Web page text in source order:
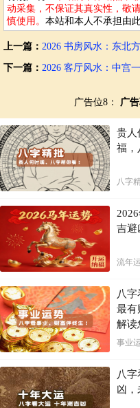
动采集，不保证其真实性，敬
慎使用。 本站和本人不承担由
上一篇： 2026 书房风水：东北
下一篇： 2026 客厅风水：中宫
广告位8： 广
贵人
福，
八字
吉避
流年
八
最有
解读
局！
事业
八
凶，